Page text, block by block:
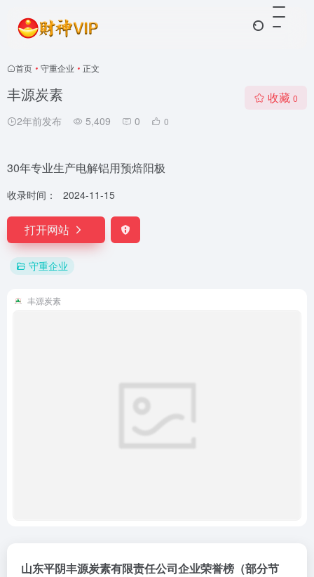
首页 • 守重企业 • 正文
丰源炭素
2年前发布 5,409 0 0
收藏 0
30年专业生产电解铝用预焙阳极
收录时间： 2024-11-15
打开网站
守重企业
丰源炭素
山东平阴丰源炭素有限责任公司企业荣誉榜（部分节